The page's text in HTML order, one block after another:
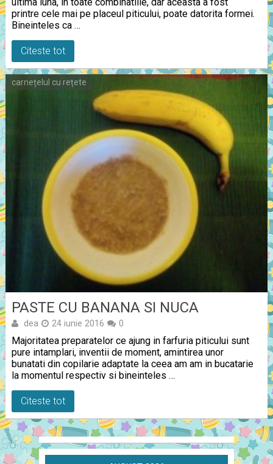
ultima luna, in toate combinatiile, dar aceasta a fost
printre cele mai pe placeul piticului, poate datorita formei.
Bineinteles ca …
Citeste tot
carnețelul cu rețete
PASTE CU BANANA SI NUCA
dea 24 iunie 2016 0
Majoritatea preparatelor ce ajung in farfuria piticului sunt
pure intamplari, inventii de moment, amintirea unor
bunatati din copilarie adaptate la ceea am am in bucatarie
la momentul respectiv si bineinteles …
Citeste tot